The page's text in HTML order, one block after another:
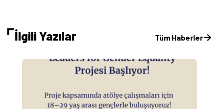
İlgili Yazılar Tüm Haberler